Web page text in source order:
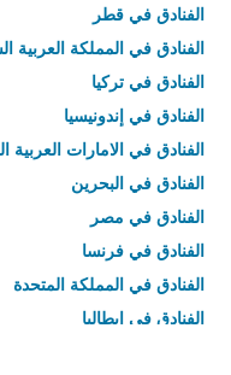
الفنادق في قطر
الفنادق في المملكة العربية
الفنادق في تركيا
الفنادق في إندونيسيا
الفنادق في الامارات العربية
الفنادق في البحرين
الفنادق في مصر
الفنادق في فرنسا
الفنادق في المملكة المتحدة
الفنادق في إيطاليا